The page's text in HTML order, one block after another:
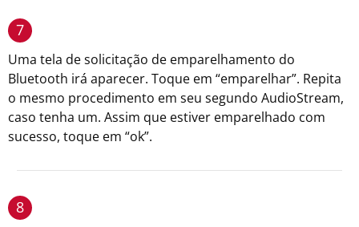
7
Uma tela de solicitação de emparelhamento do
Bluetooth irá aparecer. Toque em “emparelhar”. Repita
o mesmo procedimento em seu segundo AudioStream,
caso tenha um. Assim que estiver emparelhado com
sucesso, toque em “ok”.
8